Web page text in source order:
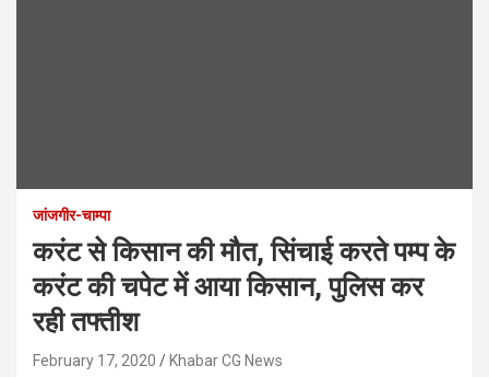
जांजगीर-चाम्पा
करंट से किसान की मौत, सिंचाई करते पम्प के
करंट की चपेट में आया किसान, पुलिस कर
रही तफ्तीश
February 17, 2020 Khabar CG News